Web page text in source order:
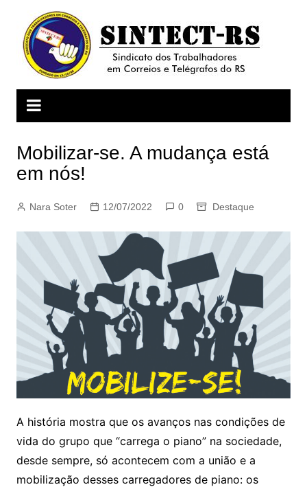
conteúdo
Mobilizar-se. A mudança está
em nós!
Nara Soter 12/07/2022 0 Destaque
A história mostra que os avanços nas condições de
vida do grupo que “carrega o piano” na sociedade,
desde sempre, só acontecem com a união e a
mobilização desses carregadores de piano: os